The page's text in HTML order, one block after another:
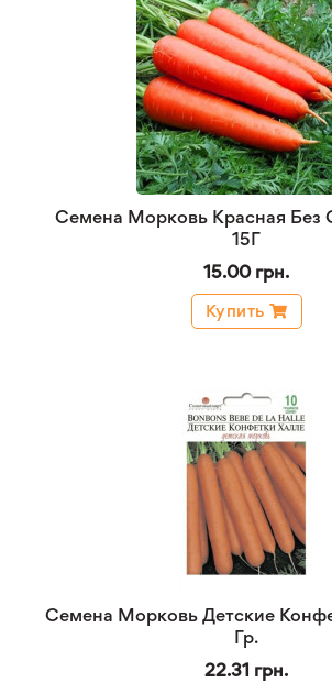
Семена Морковь Красная Без
15Г
15.00 грн.
Купить
Семена Морковь Детские
Гр.
22.31 грн.